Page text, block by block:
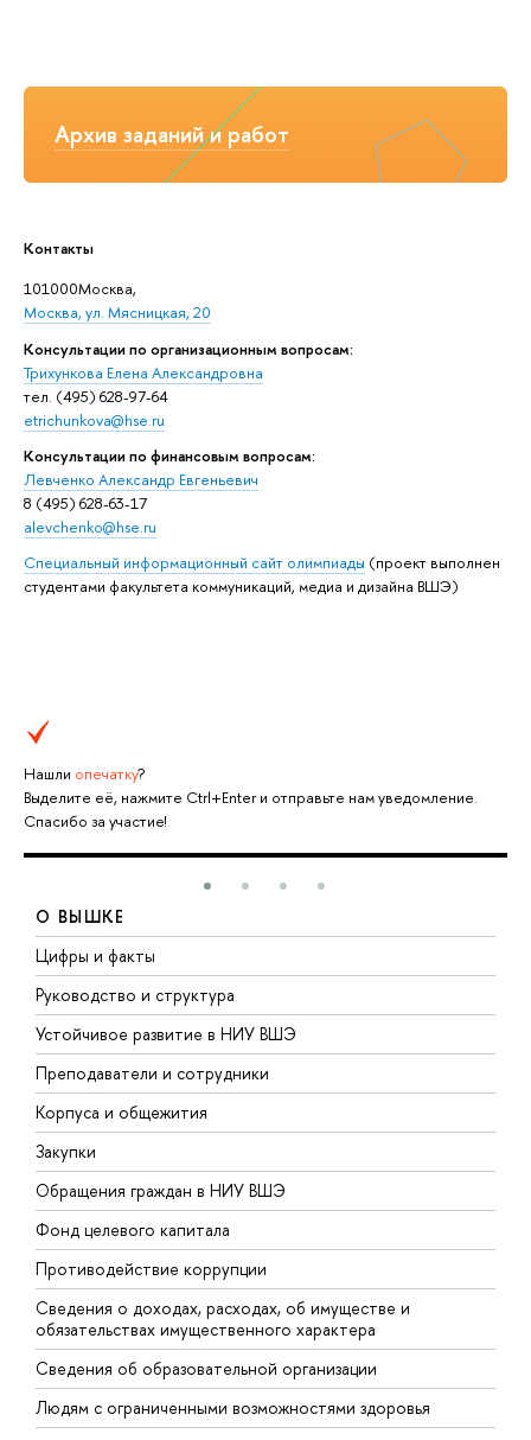
Архив заданий и работ
Контакты
101000Москва,
Москва, ул. Мясницкая, 20
Консультации по организационным вопросам:
Трихункова Елена Александровна
тел. (495) 628-97-64
etrichunkova@hse.ru
Консультации по финансовым вопросам:
Левченко Александр Евгеньевич
8 (495) 628-63-17
alevchenko@hse.ru
Специальный информационный сайт олимпиады (проект выполнен
студентами факультета коммуникаций, медиа и дизайна ВШЭ)
Нашли опечатку?
Выделите её, нажмите Ctrl+Enter и отправьте нам уведомление.
Спасибо за участие!
О ВЫШКЕ
Цифры и факты
Руководство и структура
Устойчивое развитие в НИУ ВШЭ
Преподаватели и сотрудники
Корпуса и общежития
Закупки
Обращения граждан в НИУ ВШЭ
Фонд целевого капитала
Противодействие коррупции
Сведения о доходах, расходах, об имуществе и
обязательствах имущественного характера
Сведения об образовательной организации
Людям с ограниченными возможностями здоровья